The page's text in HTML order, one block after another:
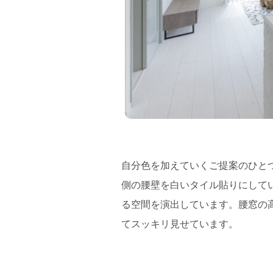
自分色を加えていくご提案のひ
側の腰壁を白いタイル貼りにし
る空間を演出しています。腰窓
てスッキリ見せています。